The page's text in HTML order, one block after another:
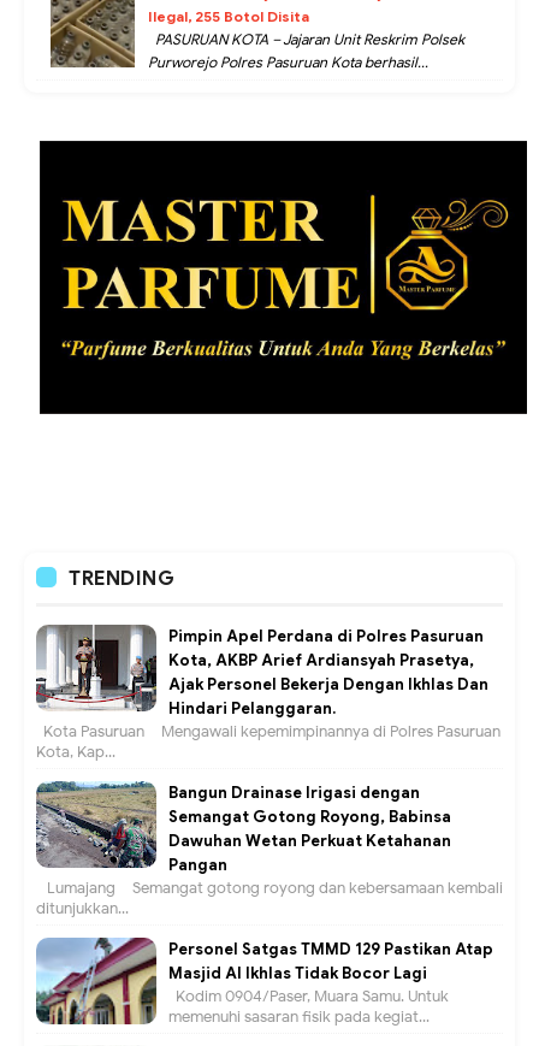
Ilegal, 255 Botol Disita
PASURUAN KOTA – Jajaran Unit Reskrim Polsek
Purworejo Polres Pasuruan Kota berhasil...
TRENDING
Pimpin Apel Perdana di Polres Pasuruan
Kota, AKBP Arief Ardiansyah Prasetya,
Ajak Personel Bekerja Dengan Ikhlas Dan
Hindari Pelanggaran.
Kota Pasuruan – Mengawali kepemimpinannya di Polres Pasuruan
Kota, Kap...
Bangun Drainase Irigasi dengan
Semangat Gotong Royong, Babinsa
Dawuhan Wetan Perkuat Ketahanan
Pangan
Lumajang – Semangat gotong royong dan kebersamaan kembali
ditunjukkan...
Personel Satgas TMMD 129 Pastikan Atap
Masjid Al Ikhlas Tidak Bocor Lagi
Kodim 0904/Paser, Muara Samu. Untuk
memenuhi sasaran fisik pada kegiat...